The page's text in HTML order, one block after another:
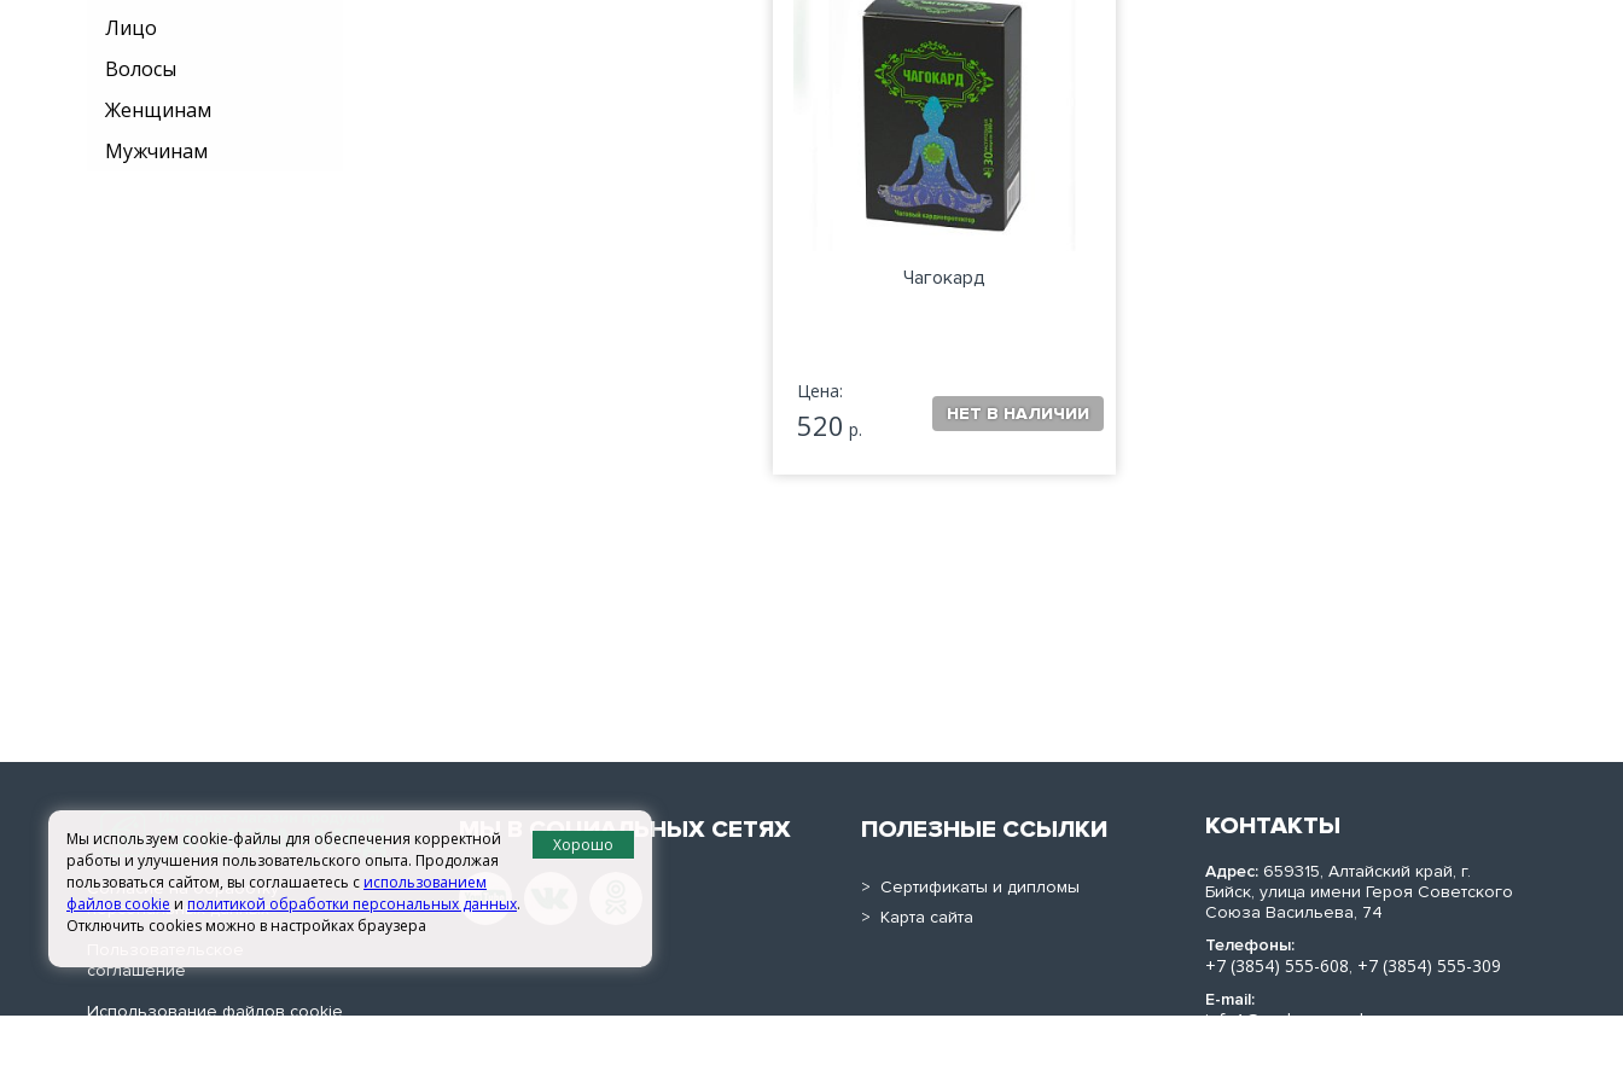
Лицо
Волосы
Женщинам
Мужчинам
Чагокард
Цена:
520 р.
Согласие на обработку
персональных данных
соглашение
Использование файлов сookie
МЫ В СОЦИАЛЬНЫХ СЕТЯХ ПОЛЕЗНЫЕ ССЫЛКИ
> Сертификаты и дипломы
> Карта сайта
КОНТАКТЫ
Адрес: 659315, Алтайский край, г.
Бийск, улица имени Героя Советского
Союза Васильева, 74
Телефоны:
+7 (3854) 555-608, +7 (3854) 555-309
E-mail:
info1@sachera-med.ru
Мы используем cookie-файлы для обеспечения корректной
работы и улучшения пользовательского опыта. Продолжая
пользоваться сайтом, вы соглашаетесь с использованием
файлов cookie и политикой обработки персональных данных.
Отключить cookies можно в настройках браузера
Хорошо